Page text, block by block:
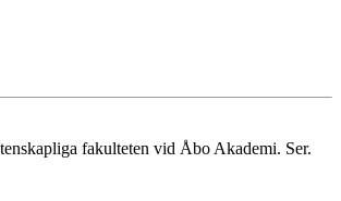
fakulteten vid Åbo Akademi. Ser.